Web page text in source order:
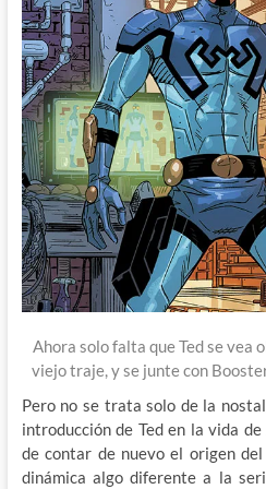
Ahora solo falta que Ted se vea
viejo traje, y se junte con
Pero no se trata solo de la
introducción de Ted en la vida
de contar de nuevo el origen
dinámica algo diferente a la